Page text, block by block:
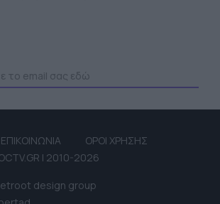
ΕΠΙΚΟΙΝΩΝΙΑ
ΟΡΟΙ ΧΡΗΣΗΣ
| 2010-2026
design group